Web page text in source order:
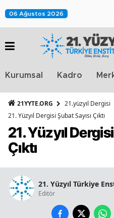
06 Ağustos 2026
Kurumsal Kadro
21YYTE.ORG
21.yüzyıl Dergisi
21. Yüzyıl Dergisi Şubat Sayısı Çıktı
21. Yüzyıl
Çıktı
21. Yüzyıl Türkiye
Editör